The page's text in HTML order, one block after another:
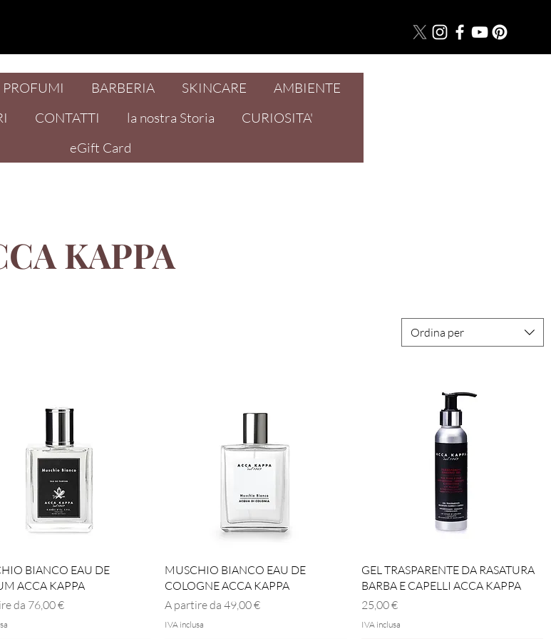
PROFUMI BARBERIA SKINCARE
AMBIENTE
CONTATTI la nostra Storia
CURIOSITA'
eGift Card
KAPPA
Ordina per
Vista rapida
BIANCO EAU DE
ACCA KAPPA
da 76,00 €
scontato
Vista rapida
MUSCHIO BIANCO EAU DE
COLOGNE ACCA KAPPA
A partire da 49,00 €
Prezzo scontato
IVA inclusa
Vista rapida
GEL TRASPARENTE DA RASATURA
BARBA E CAPELLI ACCA KAPPA
Prezzo
25,00 €
IVA inclusa